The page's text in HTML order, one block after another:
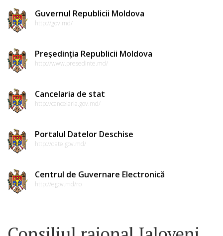
Guvernul Republicii Moldova
http://gov.md/
Președinția Republicii Moldova
http://www.presedinte.md/
Cancelaria de stat
http://cancelaria.gov.md/
Portalul Datelor Deschise
http://date.gov.md/
Centrul de Guvernare Electronică
http://egov.md/ro